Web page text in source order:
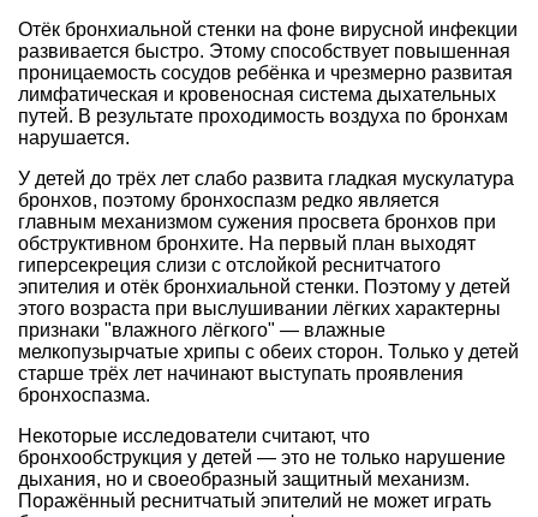
Отёк бронхиальной стенки на фоне вирусной инфекции
развивается быстро. Этому способствует повышенная
проницаемость сосудов ребёнка и чрезмерно развитая
лимфатическая и кровеносная система дыхательных
путей. В результате проходимость воздуха по бронхам
нарушается.
У детей до трёх лет слабо развита гладкая мускулатура
бронхов, поэтому бронхоспазм редко является
главным механизмом сужения просвета бронхов при
обструктивном бронхите. На первый план выходят
гиперсекреция слизи с отслойкой реснитчатого
эпителия и отёк бронхиальной стенки. Поэтому у детей
этого возраста при выслушивании лёгких характерны
признаки "влажного лёгкого" — влажные
мелкопузырчатые хрипы с обеих сторон. Только у детей
старше трёх лет начинают выступать проявления
бронхоспазма.
Некоторые исследователи считают, что
бронхообструкция у детей — это не только нарушение
дыхания, но и своеобразный защитный механизм.
Поражённый реснитчатый эпителий не может играть